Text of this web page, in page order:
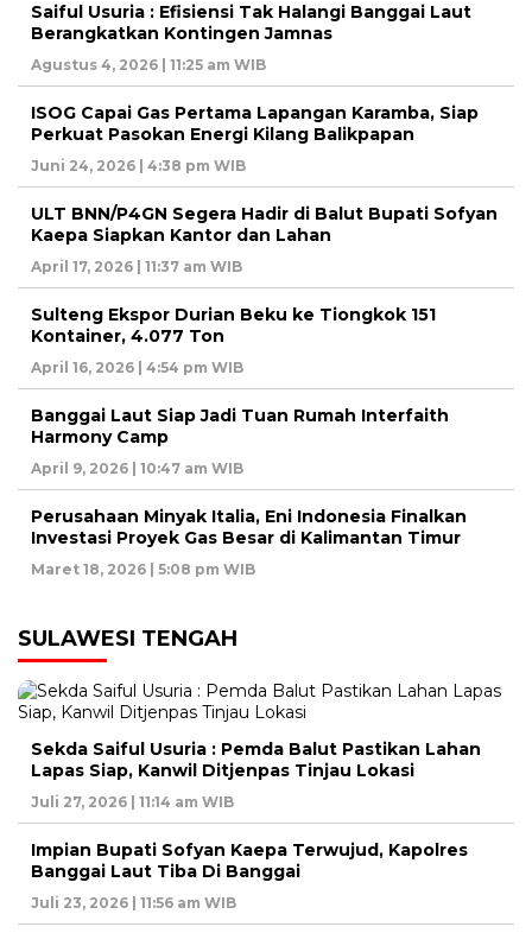
Saiful Usuria : Efisiensi Tak Halangi Banggai Laut
Berangkatkan Kontingen Jamnas
Agustus 4, 2026 | 11:25 am WIB
ISOG Capai Gas Pertama Lapangan Karamba, Siap
Perkuat Pasokan Energi Kilang Balikpapan
Juni 24, 2026 | 4:38 pm WIB
ULT BNN/P4GN Segera Hadir di Balut Bupati Sofyan
Kaepa Siapkan Kantor dan Lahan
April 17, 2026 | 11:37 am WIB
Sulteng Ekspor Durian Beku ke Tiongkok 151
Kontainer, 4.077 Ton
April 16, 2026 | 4:54 pm WIB
Banggai Laut Siap Jadi Tuan Rumah Interfaith
Harmony Camp
April 9, 2026 | 10:47 am WIB
Perusahaan Minyak Italia, Eni Indonesia Finalkan
Investasi Proyek Gas Besar di Kalimantan Timur
Maret 18, 2026 | 5:08 pm WIB
SULAWESI TENGAH
Sekda Saiful Usuria : Pemda Balut Pastikan Lahan
Lapas Siap, Kanwil Ditjenpas Tinjau Lokasi
Juli 27, 2026 | 11:14 am WIB
Impian Bupati Sofyan Kaepa Terwujud, Kapolres
Banggai Laut Tiba Di Banggai
Juli 23, 2026 | 11:56 am WIB